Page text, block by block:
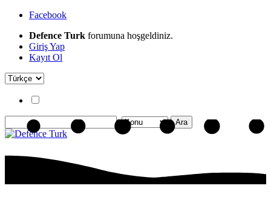
Facebook
Defence Turk forumuna hoşgeldiniz.
Giriş Yap
Kayıt Ol